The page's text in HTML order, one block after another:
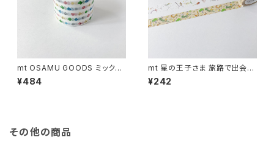
mt OSAMU GOODS ミックス
ドット
¥484
mt 星の王子さま 旅路で出会う
人々/ ステッカー
¥242
その他の商品